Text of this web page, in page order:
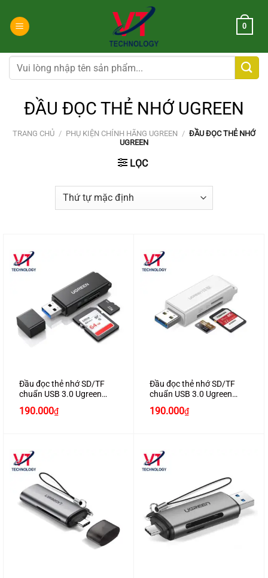
đến
dung
0
Tìm
kiếm:
ĐẦU ĐỌC THẺ NHỚ UGREEN
TRANG CHỦ / PHỤ KIỆN CHÍNH HÃNG UGREEN / ĐẦU ĐỌC THẺ NHỚ
UGREEN
LỌC
Đầu đọc thẻ nhớ SD/TF
chuẩn USB 3.0 Ugreen
190.000₫
Đầu đọc thẻ nhớ SD/TF
chuẩn USB 3.0 Ugreen
190.000₫